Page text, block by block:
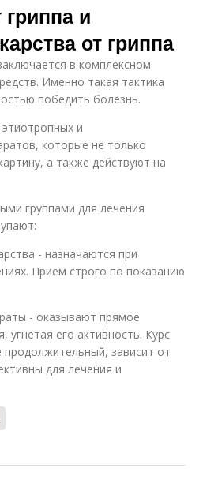
и
от гриппа
в комплексном
Именно такая тактика
победить болезнь.
и
которые не только
а также действуют на
группами для лечения
- назначаются при
Прием строго по показанию
- оказывают прямое
угнетая его активность. Курс
продолжительный, зависит от
для лечения и